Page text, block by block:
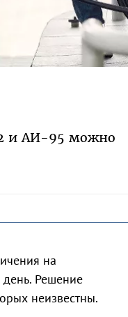
и АИ-95 можно
на
Решение
неизвестны.